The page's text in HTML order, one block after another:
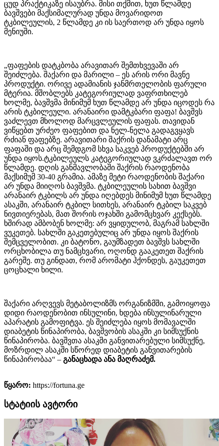
ცუდ პრაქტიკაზე ისაუბრა. მისი თქმით, ხუთ წლამდე
ბავშვები მაქსიმალურად უნდა მოვარიდოთ
ტკბილეულის, 2 წლამდე კი ის საერთოდ არ უნდა იყოს
მენიუში.
„ფაფების დატკბობა არავითარ შემთხვევაში არ
შეიძლება. შაქარი და მარილი – ეს არის ორი მავნე
პროდუქტი. ორივე ადამიანის ჯანმრთელობის ფარული
მტერია. მშობლებს კატეგორიულად ვაფრთხილებ
ხოლმე, ბავშვმა მინიმუმ ხუთ წლამდე არ უნდა იცოდეს რა
არის ტკბილეული. არანაირი დამტკბარი ფაფა! ბავშვს
ვაძლევთ მხოლოდ მარცვლეულის ფაფას. თავიდან
ვიწყებთ ურძეო ფაფებით და ნელ-ნელა გადაგვყავს
რძიან ფაფებზე. ​არავითარი შაქრის დანამატი არც
ფაფაში და არც შემდგომ სხვა საკვებ პროდუქტებში არ
უნდა იყოს.ტკბილეულს კატეგორიულად ვკრძალავთ ორ
წლამდე. ​დღის განმავლობაში შაქრის რაოდენობა
მაქსიმუმ 30-40 გრამია. ამაზე მეტი რაოდენობის შაქარი
არ უნდა მიიღოს ბავშვმა. ტკბილეულის სახით ბავშვი
არანაირ ტკბილს არ უნდა იღებდეს მინიმუმ ხუთ წლამდე
ასაკში, არანაირ ტკბილ სითხეს, არანაირ ტკბილ საკვებ
ნივთიერებას, მათ შორის ოჯახში გამომცხვარ კექსებს.
ხშირად ამბობენ ხოლმე: არ ვყიდულობ, მაგრამ სახლში
ვუკეთებ. სახლში გაკეთებულიც არ უნდა იყოს შაქრის
შემცველობით. კი ბატონო, გაუმზადეთ ბავშვს სახლში
ორცხობილა თუ ნამცხვარი, ოღონდ გააკეთეთ შაქრის
გარეშე. თუ გინდათ, რომ არომატი ჰქონდეს, გაუკეთეთ
ცოცხალი ხილი.
შაქარი არღვევს მეტაბოლიზმს ორგანიზმში, გამოიყოფა
დიდი რაოდენობით ინსულინი, ხდება ინსულინარული
აპარატის გამოფიტვა. ეს შეიძლება იყოს მომავალში
დიაბეტის წინაპირობა,​ ბავშვობის ასაკში კი სიმსუქნის
წინაპირობა. ბავშვთა ასაკში განვითარებული სიმსუქნე,
მოზრდილ ასაკში სწორედ დიაბეტის განვითარების
წინაპირობაა“ – განაცხადა ანა მაღრაძემ.
წყარო: https://fortuna.ge
სტატიის ავტორი